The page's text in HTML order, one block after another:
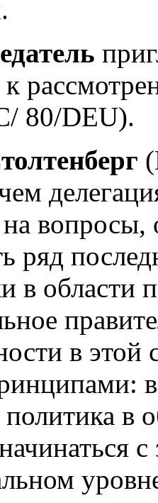
80/DEU).
вопросы,
ряд
в области
в этой
в